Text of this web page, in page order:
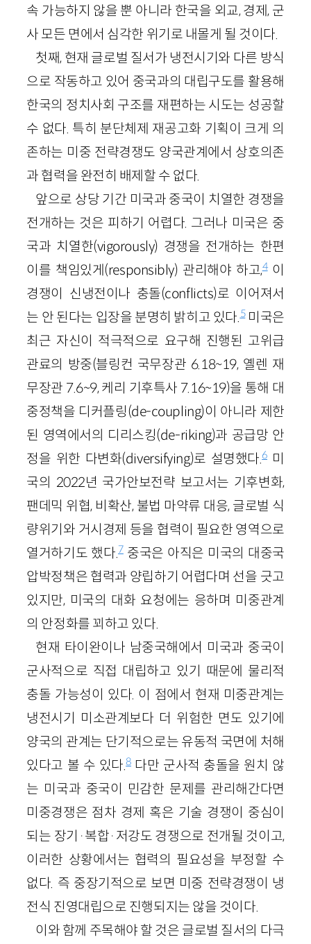
속 가능하지 않을 뿐 아니라 한국을 외교, 경제, 군
사 모든 면에서 심각한 위기로 내몰게 될 것이다.
첫째, 현재 글로벌 질서가 냉전시기와 다른 방식
으로 작동하고 있어 중국과의 대립구도를 활용해
한국의 정치사회 구조를 재편하는 시도는 성공할
수 없다. 특히 분단체제 재공고화 기획이 크게 의
존하는 미중 전략경쟁도 양국관계에서 상호의존
과 협력을 완전히 배제할 수 없다.
앞으로 상당 기간 미국과 중국이 치열한 경쟁을
전개하는 것은 피하기 어렵다. 그러나 미국은 중
국과 치열한(vigorously) 경쟁을 전개하는 한편
이를 책임있게(responsibly) 관리해야 하고,4이
경쟁이 신냉전이나 충돌(conflicts)로 이어져서
는 안 된다는 입장을 분명히 밝히고 있다.5미국은
최근 자신이 적극적으로 요구해 진행된 고위급
관료의 방중(블링컨 국무장관 6.18~19, 옐렌 재
무장관 7.6~9, 케리 기후특사 7.16~19)을 통해 대
중정책을 디커플링(de-coupling)이 아니라 제한
된 영역에서의 디리스킹(de-riking)과 공급망 안
정을 위한 다변화(diversifying)로 설명했다.6 미
국의 2022년 국가안보전략 보고서는 기후변화,
팬데믹 위협, 비확산, 불법 마약류 대응, 글로벌 식
량위기와 거시경제 등을 협력이 필요한 영역으로
열거하기도 했다.7중국은 아직은 미국의 대중국
압박정책은 협력과 양립하기 어렵다며 선을 긋고
있지만, 미국의 대화 요청에는 응하며 미중관계
의 안정화를 꾀하고 있다.
현재 타이완이나 남중국해에서 미국과 중국이
군사적으로 직접 대립하고 있기 때문에 물리적
충돌 가능성이 있다. 이 점에서 현재 미중관계는
냉전시기 미소관계보다 더 위험한 면도 있기에
양국의 관계는 단기적으로는 유동적 국면에 처해
있다고 볼 수 있다.8다만 군사적 충돌을 원치 않
는 미국과 중국이 민감한 문제를 관리해간다면
미중경쟁은 점차 경제 혹은 기술 경쟁이 중심이
되는 장기·복합·저강도 경쟁으로 전개될 것이고,
이러한 상황에서는 협력의 필요성을 부정할 수
없다. 즉 중장기적으로 보면 미중 전략경쟁이 냉
전식 진영대립으로 진행되지는 않을 것이다.
이와 함께 주목해야 할 것은 글로벌 질서의 다극